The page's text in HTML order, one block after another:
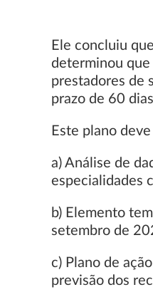
Ele concluiu
determinou que
prestadores de
prazo de 60
Este plano
a) Análise de
especialidades
b) Elemento
setembro de
c) Plano de
previsão dos